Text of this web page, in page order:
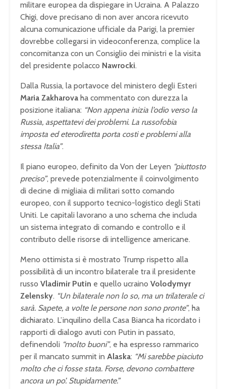
militare europea da dispiegare in Ucraina. A Palazzo
Chigi, dove precisano di non aver ancora ricevuto
alcuna comunicazione ufficiale da Parigi, la premier
dovrebbe collegarsi in videoconferenza, complice la
concomitanza con un Consiglio dei ministri e la visita
del presidente polacco Nawrocki.
Dalla Russia, la portavoce del ministero degli Esteri
Maria Zakharova ha commentato con durezza la
posizione italiana: “Non appena inizia l’odio verso la
Russia, aspettatevi dei problemi. La russofobia
imposta ed eterodiretta porta costi e problemi alla
stessa Italia”.
Il piano europeo, definito da Von der Leyen “piuttosto
preciso”, prevede potenzialmente il coinvolgimento
di decine di migliaia di militari sotto comando
europeo, con il supporto tecnico-logistico degli Stati
Uniti. Le capitali lavorano a uno schema che includa
un sistema integrato di comando e controllo e il
contributo delle risorse di intelligence americane.
Meno ottimista si è mostrato Trump rispetto alla
possibilità di un incontro bilaterale tra il presidente
russo Vladimir Putin e quello ucraino Volodymyr
Zelensky. “Un bilaterale non lo so, ma un trilaterale ci
sarà. Sapete, a volte le persone non sono pronte”, ha
dichiarato. L’inquilino della Casa Bianca ha ricordato i
rapporti di dialogo avuti con Putin in passato,
definendoli “molto buoni”, e ha espresso rammarico
per il mancato summit in Alaska: “Mi sarebbe piaciuto
molto che ci fosse stata. Forse, devono combattere
ancora un po’. Stupidamente.”